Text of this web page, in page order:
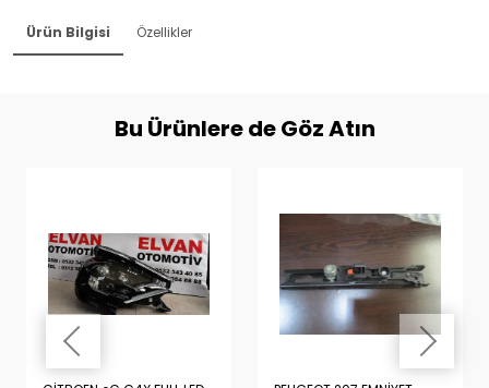
Ürün Bilgisi Özellikler
Bu Ürünlere de Göz Atın